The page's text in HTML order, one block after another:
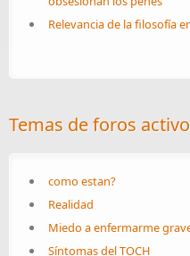
Relevancia de la filosofía
Temas de foros
como estan?
Realidad
Miedo a enfermarme
Síntomas del TOCH